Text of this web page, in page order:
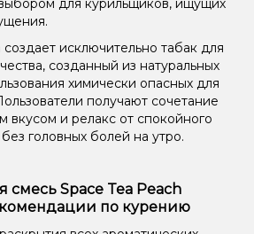
для курильщиков, ищущих
исключительно табак для
созданный из натуральных
химически опасных для
получают сочетание
вкусом и релакс от спокойного
головных болей на утро.
смесь Space Tea Peach
по курению